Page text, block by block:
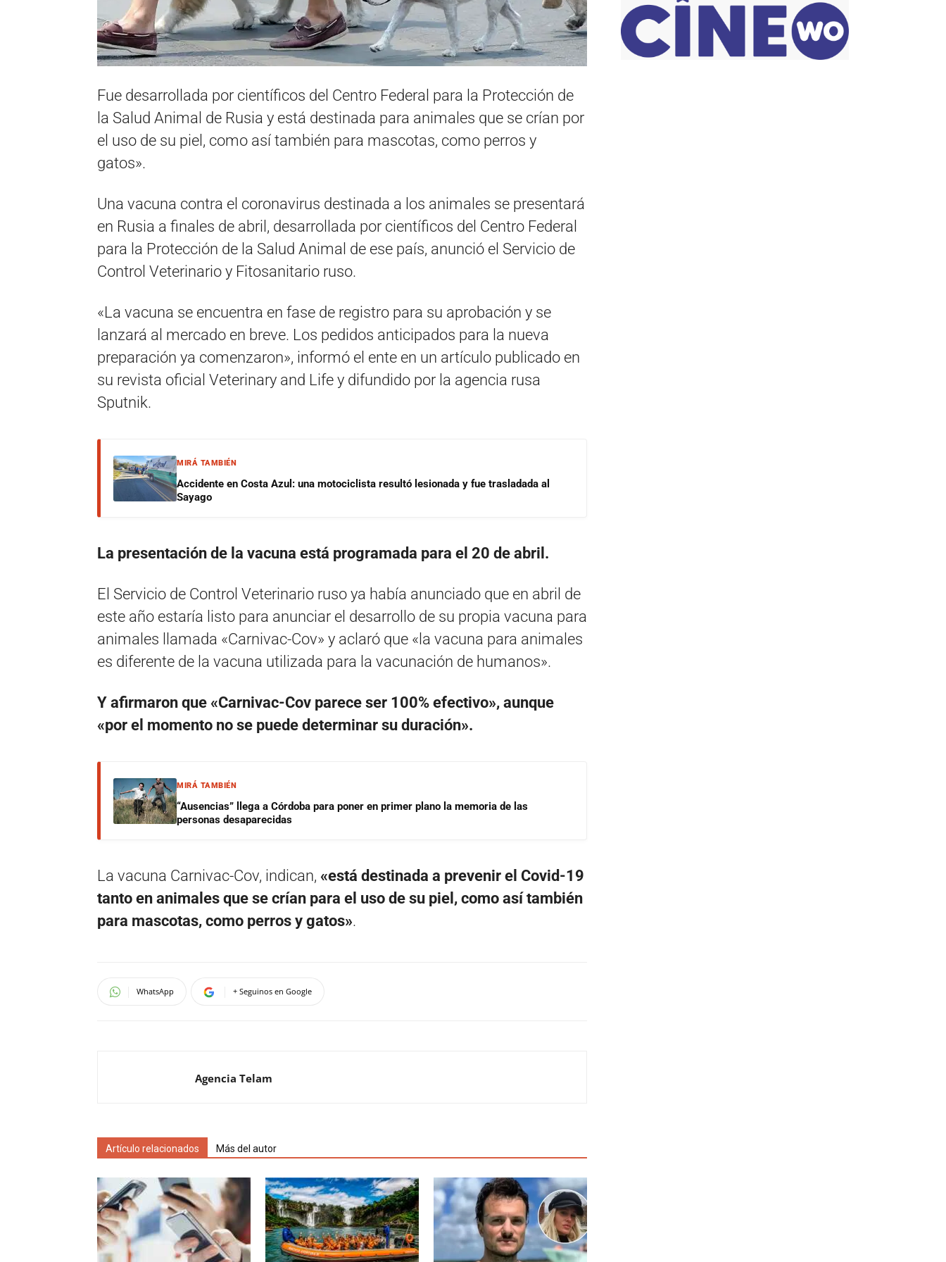
Fue desarrollada por científicos del Centro Federal para la Protección de
la Salud Animal de Rusia y está destinada para animales que se crían por
el uso de su piel, como así también para mascotas, como perros y
gatos».
Una vacuna contra el coronavirus destinada a los animales se presentará
en Rusia a finales de abril, desarrollada por científicos del Centro Federal
para la Protección de la Salud Animal de ese país, anunció el Servicio de
Control Veterinario y Fitosanitario ruso.
«La vacuna se encuentra en fase de registro para su aprobación y se
lanzará al mercado en breve. Los pedidos anticipados para la nueva
preparación ya comenzaron», informó el ente en un artículo publicado en
su revista oficial Veterinary and Life y difundido por la agencia rusa
Sputnik.
MIRÁ TAMBIÉN
Accidente en Costa Azul: una motociclista resultó lesionada y fue trasladada al
Sayago
La presentación de la vacuna está programada para el 20 de abril.
El Servicio de Control Veterinario ruso ya había anunciado que en abril de
este año estaría listo para anunciar el desarrollo de su propia vacuna para
animales llamada «Carnivac-Cov» y aclaró que «la vacuna para animales
es diferente de la vacuna utilizada para la vacunación de humanos».
Y afirmaron que «Carnivac-Cov parece ser 100% efectivo», aunque
«por el momento no se puede determinar su duración».
MIRÁ TAMBIÉN
“Ausencias” llega a Córdoba para poner en primer plano la memoria de las
personas desaparecidas
La vacuna Carnivac-Cov, indican, «está destinada a prevenir el Covid-19
tanto en animales que se crían para el uso de su piel, como así también
para mascotas, como perros y gatos».
WhatsApp + Seguinos en Google
Agencia Telam
Artículo relacionados Más del autor